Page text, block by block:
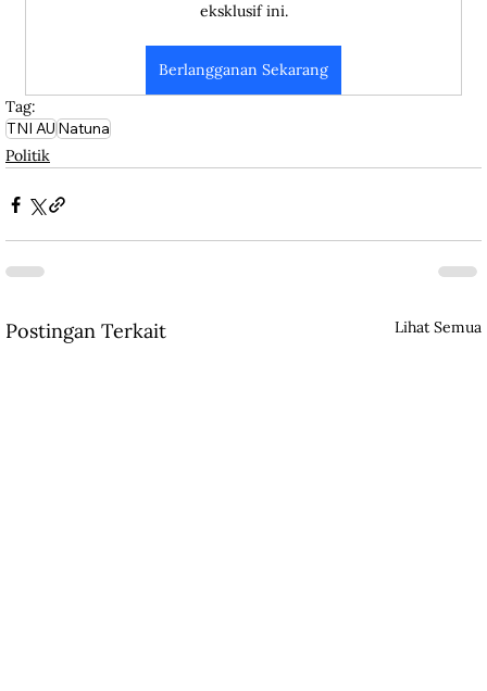
eksklusif ini.
Berlangganan Sekarang
Tag:
TNI AUNatuna
Politik
Postingan Terkait Lihat Semua